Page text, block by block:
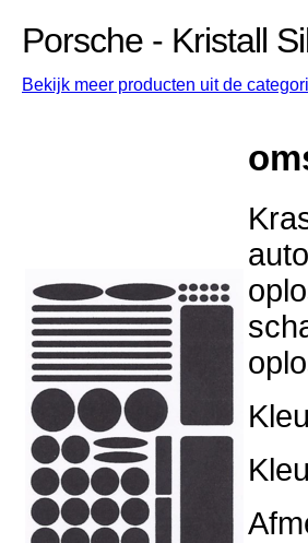
Porsche - Kristall
Bekijk meer producten uit de